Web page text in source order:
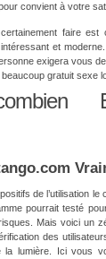
convient à votre
faire est
et
exigera vous
gratuit sexe
de l’utilisation
pourrait testé
Mais voici un
des
la lumière. Ici vous